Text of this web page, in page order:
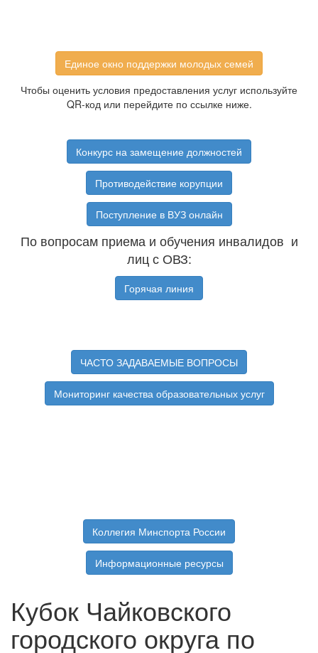
Единое окно поддержки молодых семей
Чтобы оценить условия предоставления услуг используйте
QR-код или перейдите по ссылке ниже.
Конкурс на замещение должностей
Противодействие корупции
Поступление в ВУЗ онлайн
По вопросам приема и обучения инвалидов и
лиц с ОВЗ:
Горячая линия
ЧАСТО ЗАДАВАЕМЫЕ ВОПРОСЫ
Мониторинг качества образовательных услуг
Коллегия Минспорта России
Информационные ресурсы
Кубок Чайковского
городского округа по